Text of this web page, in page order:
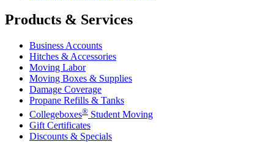
Products & Services
Business Accounts
Hitches & Accessories
Moving Labor
Moving Boxes & Supplies
Damage Coverage
Propane Refills & Tanks
Collegeboxes® Student Moving
Gift Certificates
Discounts & Specials